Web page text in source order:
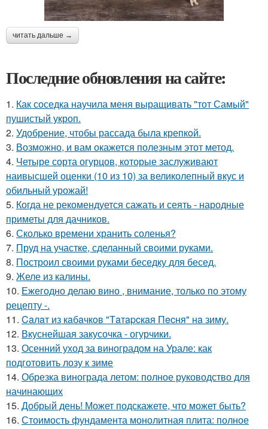
читать дальше →
Последние обновления на сайте:
1. Как соседка научила меня выращивать "тот Самый"
пушистый укроп.
2. Удобрение, чтобы рассада была крепкoй.
3. Возможно, и вам окажется полезным этот метод.
4. Четыре сорта огурцов, которые заслуживают
наивысшей оценки (10 из 10) за великолепный вкус и
обильный урожай!
5. Когда не рекомендуется сажать и сеять - народные
приметы для дачников.
6. Сколько времени хранить соленья?
7. Пруд на участке, сделанный своими руками.
8. Построил своими руками беседку для бесед.
9. Желе из калины.
10. Ежегодно делаю вино , внимание, только по этому
рецепту -.
11. Caлaт из кaбaчкoв "Тaтapcкaя Пecня" нa зиму.
12. Вкуснейшая закусочка - огурчики.
13. Осенний уход за виноградом на Урале: как
подготовить лозу к зиме
14. Обрезка винограда летом: полное руководство для
начинающих
15. Добрый день! Может подскажете, что может быть?
16. Стоимость фундамента монолитная плита: полное